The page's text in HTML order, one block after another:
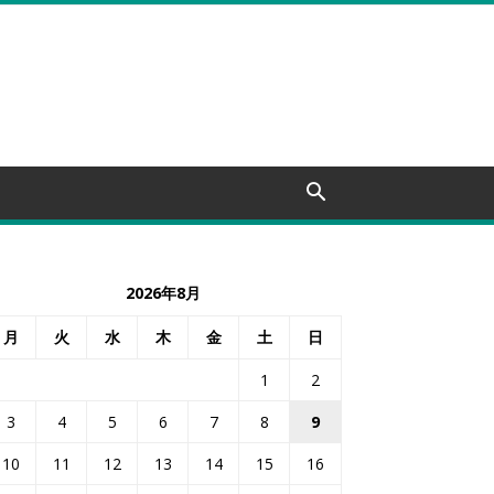
2026年8月
月 火 水 木 金 土 日
1
2
3
4 5 6 7 8
9
10
11 12 13 14 15 16